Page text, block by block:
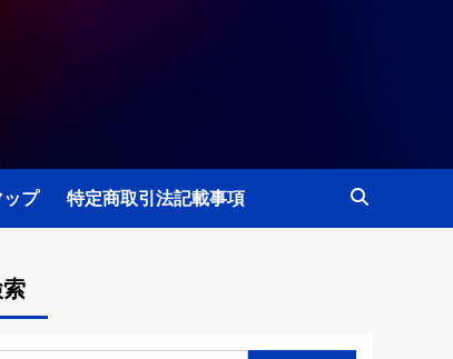
プ 特定商取引法記載事項